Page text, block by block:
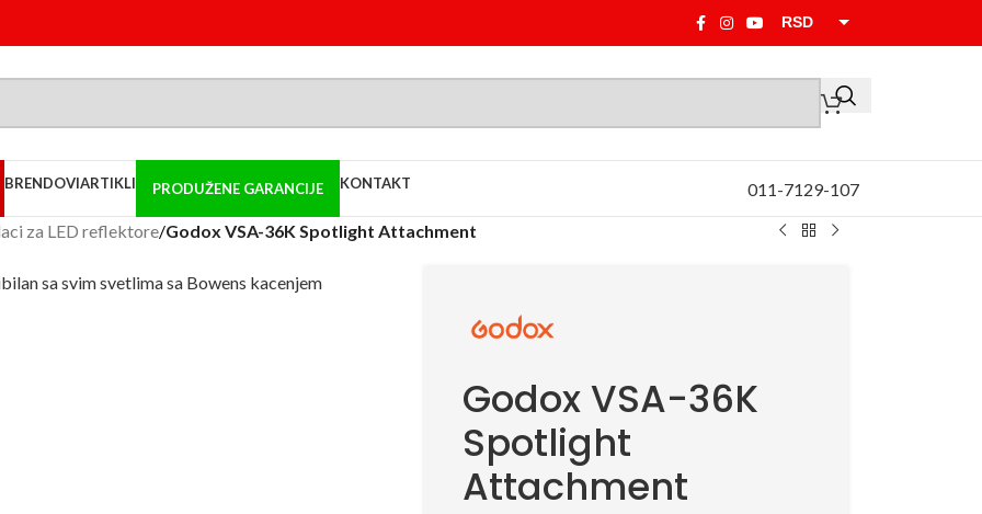
RSD
BRENDOVIARTIKLI PRODUŽENE GARANCIJE KONTAKT 011-7129-107
za LED reflektore/Godox VSA-36K Spotlight Attachment
Godox VSA-36K
Spotlight
Attachment